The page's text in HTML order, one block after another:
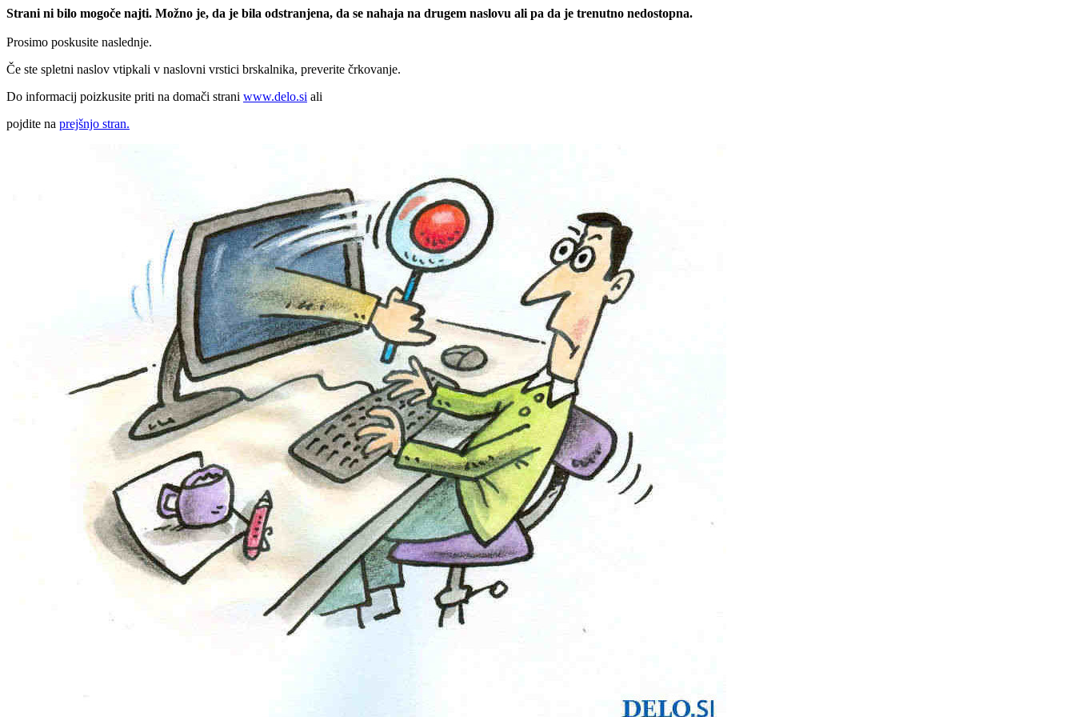
Strani ni bilo mogoče najti. Možno je, da je bila odstranjena, da se nahaja na drugem naslovu ali pa da je trenutno nedostopna.
Prosimo poskusite naslednje.
Če ste spletni naslov vtipkali v naslovni vrstici brskalnika, preverite črkovanje.
Do informacij poizkusite priti na domači strani www.delo.si ali
pojdite na prejšnjo stran.